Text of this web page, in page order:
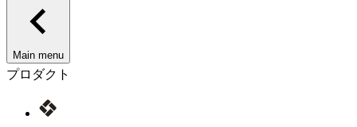
Main menu
プロダクト